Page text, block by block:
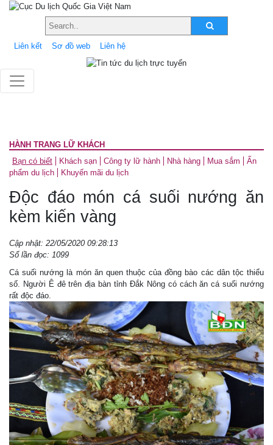
Liên kết Sơ đồ web Liên hệ
HÀNH TRANG LỮ KHÁCH
Bạn có biết
Khách sạn Công ty lữ hành Nhà hàng Mua sắm
Ấn
phẩm du lịch
Khuyến mãi du lịch
Độc đáo món cá suối nướng ăn
kèm kiến vàng
Cập nhật: 22/05/2020 09:28:13
Số lần đọc: 1099
Cá suối nướng là món ăn quen thuộc của đồng bào các dân tộc thiểu
số. Người Ê đê trên địa bàn tỉnh Đắk Nông có cách ăn cá suối nướng
rất độc đáo.